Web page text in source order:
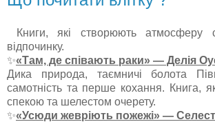
Книги, які створюють атмосферу
відпочинку.
✨«Там, де співають раки» — Делія
Дика природа, таємничі болота
самотність та перше кохання. Книга,
спекою та шелестом очерету.
✨«Усюди жевріють пожежі» —